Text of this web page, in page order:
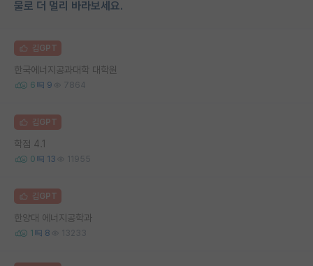
물로 더 멀리 바라보세요.
김GPT
한국에너지공과대학 대학원
6 9 7864
김GPT
학점 4.1
0 13 11955
김GPT
한양대 에너지공학과
1 8 13233